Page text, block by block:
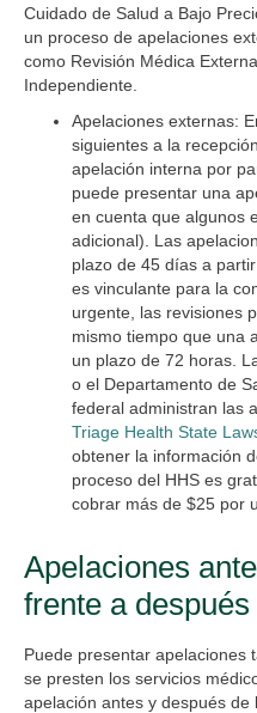
Cuidado de Salud a Bajo
un proceso de apelaciones
como Revisión Médica
Independiente.
Apelaciones externas:
siguientes a la
apelación interna por
puede presentar una
en cuenta que algunos
adicional). Las
plazo de 45 días a
es vinculante para la
urgente, las revisiones
mismo tiempo que una
un plazo de 72 horas.
o el Departamento de
federal administran las
Triage Health State
obtener la información
proceso del HHS es
cobrar más de $25 por
Apelaciones
frente a
Puede presentar apelaciones
se presten los servicios
apelación antes y después